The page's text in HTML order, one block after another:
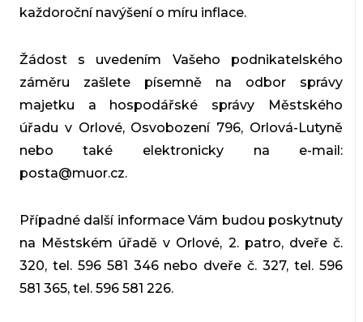
každoroční navýšení o míru inflace.
Žádost s uvedením Vašeho podnikatelského
záměru zašlete písemně na odbor správy
majetku a hospodářské správy Městského
úřadu v Orlové, Osvobození 796, Orlová-Lutyně
nebo také elektronicky na e-mail:
posta@muor.cz.
Případné další informace Vám budou poskytnuty
na Městském úřadě v Orlové, 2. patro, dveře č.
320, tel. 596 581 346 nebo dveře č. 327, tel. 596
581 365, tel. 596 581 226.